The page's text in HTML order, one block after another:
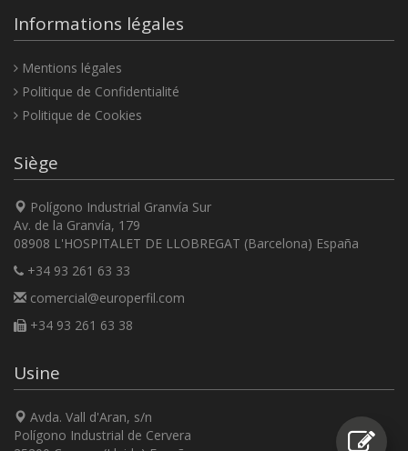
Informations légales
Mentions légales
Politique de Confidentialité
Politique de Cookies
Siège
Polígono Industrial Granvía Sur
Av. de la Granvía, 179
08908 L'HOSPITALET DE LLOBREGAT (Barcelona) España
+34 93 261 63 33
comercial@europerfil.com
+34 93 261 63 38
Usine
Avda. Vall d'Aran, s/n
Polígono Industrial de Cervera